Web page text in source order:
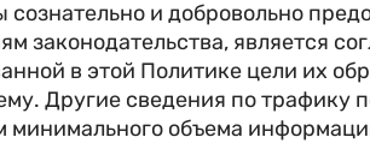
и добровольно
законодательства, является
в этой Политике цели их
Другие сведения по трафику
объема